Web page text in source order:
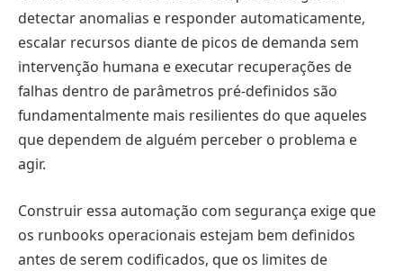
detectar anomalias e responder automaticamente,
escalar recursos diante de picos de demanda sem
intervenção humana e executar recuperações de
falhas dentro de parâmetros pré-definidos são
fundamentalmente mais resilientes do que aqueles
que dependem de alguém perceber o problema e
agir.
Construir essa automação com segurança exige que
os runbooks operacionais estejam bem definidos
antes de serem codificados, que os limites de